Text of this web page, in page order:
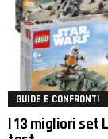
GUIDE E CONFRONTI
I 13 migliori set